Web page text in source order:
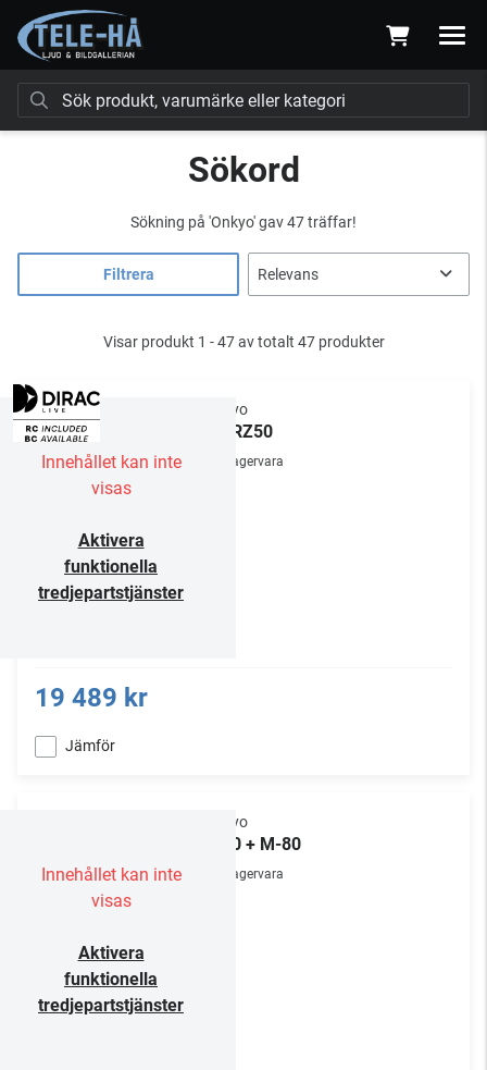
Sökord
Sökning på 'Onkyo'gav 47 träffar!
Filtrera
Visar produkt 1 - 47 av totalt 47 produkter
Innehållet kan inte
visas
Aktivera
funktionella
tredjepartstjänster
Onkyo
TX-RZ50
Lagervara
19 489 kr
Jämför
Innehållet kan inte
visas
Aktivera
funktionella
tredjepartstjänster
Onkyo
P-80 + M-80
Lagervara